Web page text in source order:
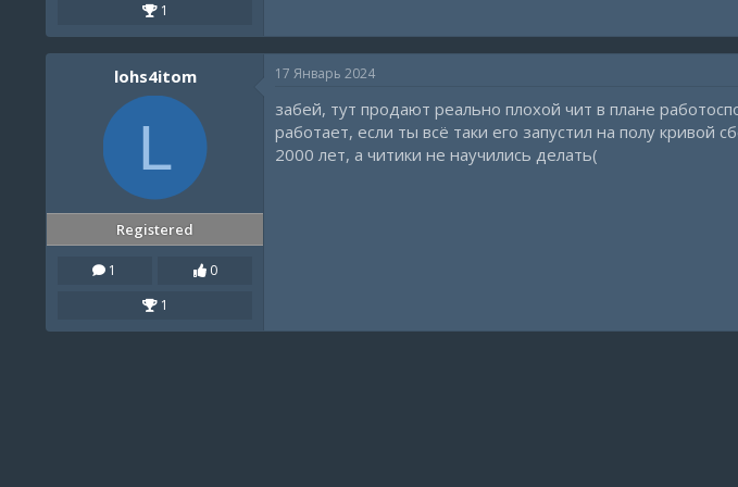
1
lohs4itom
L
Registered
1
0
1
17 Январь 2024
забей, тут продают реально плохой чит в плане
работает, если ты всё таки его запустил на полу кривой
2000 лет, а читики не научились делать(